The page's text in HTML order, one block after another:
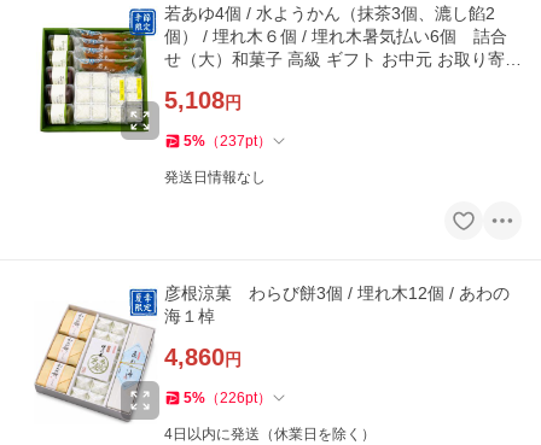
若あゆ4個 / 水ようかん（抹茶3個、漉し餡2
個） / 埋れ木６個 / 埋れ木暑気払い6個 詰合
せ（大）和菓子 高級 ギフト お中元 お取り寄せ
5,108円
5% （237pt）
発送日情報なし
彦根涼菓 わらび餅3個 / 埋れ木12個 / あわの
海１棹
4,860円
5% （226pt）
4日以内に発送（休業日を除く）